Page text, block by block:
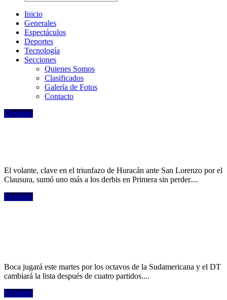
Inicio
Generales
Espectáculos
Deportes
Tecnologí­a
Secciones
Quienes Somos
Clasificados
Galería de Fotos
Contacto
Deportes
El volante, clave en el triunfazo de Huracán ante San Lorenzo por el
Clausura, sumó uno más a los derbis en Primera sin perder....
Deportes
Boca jugará este martes por los octavos de la Sudamericana y el DT
cambiará la lista después de cuatro partidos....
Deportes